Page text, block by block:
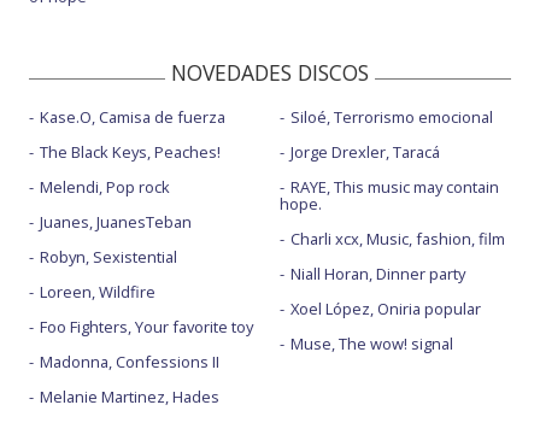
NOVEDADES DISCOS
Kase.O, Camisa de fuerza
The Black Keys, Peaches!
Melendi, Pop rock
Juanes, JuanesTeban
Robyn, Sexistential
Loreen, Wildfire
Foo Fighters, Your favorite toy
Madonna, Confessions II
Melanie Martinez, Hades
Siloé, Terrorismo emocional
Jorge Drexler, Taracá
RAYE, This music may contain
hope.
Charli xcx, Music, fashion, film
Niall Horan, Dinner party
Xoel López, Oniria popular
Muse, The wow! signal